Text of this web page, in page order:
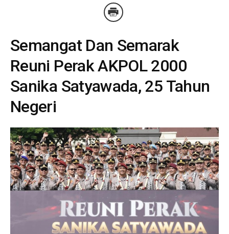
Semangat Dan Semarak
Reuni Perak AKPOL 2000
Sanika Satyawada, 25 Tahun
Negeri